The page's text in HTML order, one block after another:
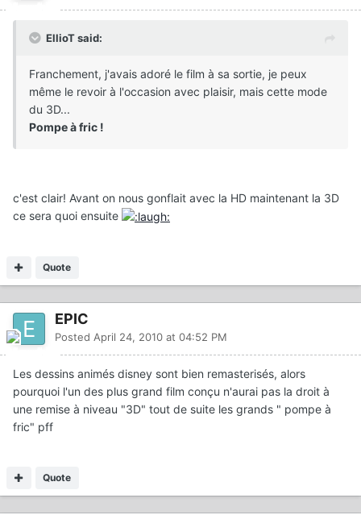
EllioT said:
Franchement, j'avais adoré le film à sa sortie, je peux
même le revoir à l'occasion avec plaisir, mais cette mode
du 3D...
Pompe à fric !
c'est clair! Avant on nous gonflait avec la HD maintenant la 3D
ce sera quoi ensuite
Quote
EPIC
Posted April 24, 2010 at 04:52 PM
Les dessins animés disney sont bien remasterisés, alors
pourquoi l'un des plus grand film conçu n'aurai pas la droit à
une remise à niveau "3D" tout de suite les grands " pompe à
fric" pff
Quote